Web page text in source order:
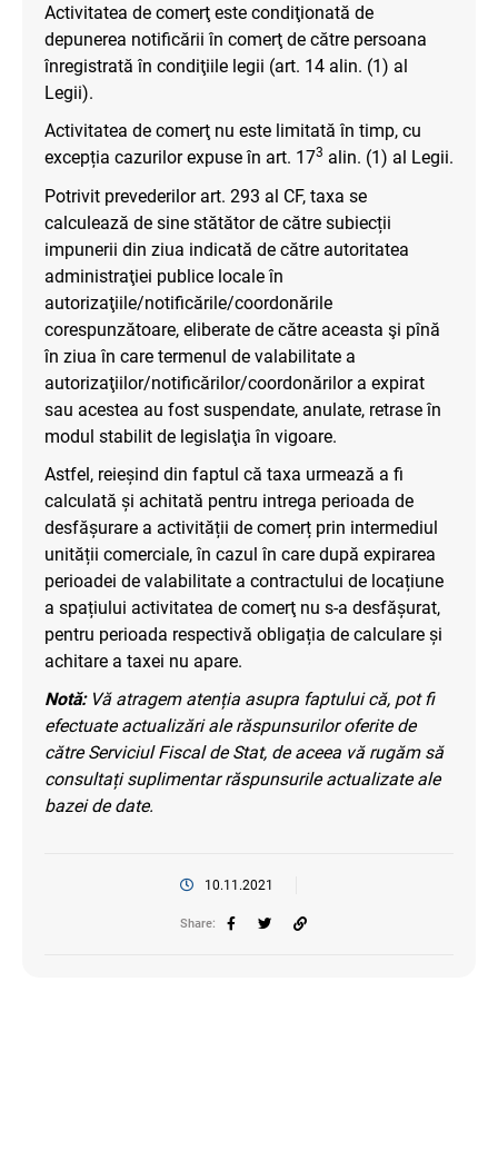
Activitatea de comerţ este condiţionată de
depunerea notificării în comerţ de către persoana
înregistrată în condiţiile legii (art. 14 alin. (1) al
Legii).
Activitatea de comerţ nu este limitată în timp, cu
excepția cazurilor expuse în art. 173 alin. (1) al Legii.
Potrivit prevederilor art. 293 al CF, taxa se
calculează de sine stătător de către subiecții
impunerii din ziua indicată de către autoritatea
administraţiei publice locale în
autorizaţiile/notificările/coordonările
corespunzătoare, eliberate de către aceasta şi pînă
în ziua în care termenul de valabilitate a
autorizaţiilor/notificărilor/coordonărilor a expirat
sau acestea au fost suspendate, anulate, retrase în
modul stabilit de legislaţia în vigoare.
Astfel, reieșind din faptul că taxa urmează a fi
calculată și achitată pentru intrega perioada de
desfășurare a activității de comerț prin intermediul
unității comerciale, în cazul în care după expirarea
perioadei de valabilitate a contractului de locațiune
a spațiului activitatea de comerţ nu s-a desfășurat,
pentru perioada respectivă obligația de calculare și
achitare a taxei nu apare.
Notă:Vă atragem atenția asupra faptului că, pot fi
efectuate actualizări ale răspunsurilor oferite de
către Serviciul Fiscal de Stat, de aceea vă rugăm să
consultați suplimentar răspunsurile actualizate ale
bazei de date.
10.11.2021
Share: